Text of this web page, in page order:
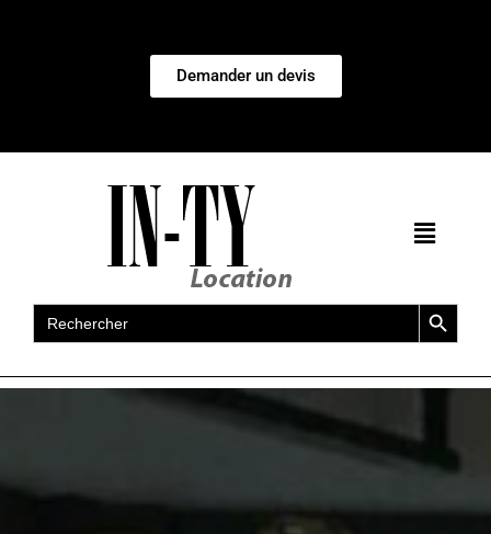
Demander un devis
Search
for:
Search Button